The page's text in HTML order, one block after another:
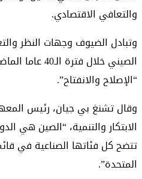
والتعافي الاقتصادي.
وتبادل الضيوف وجهات النظر
الصيني خلال
“الإصلاح والانفتاح”.
وقال تشنغ بي جيان، رئيس
الابتكار والتنمية، “الصين هي
تتضح كل فئاتها الصناعية في
المتحدة”.